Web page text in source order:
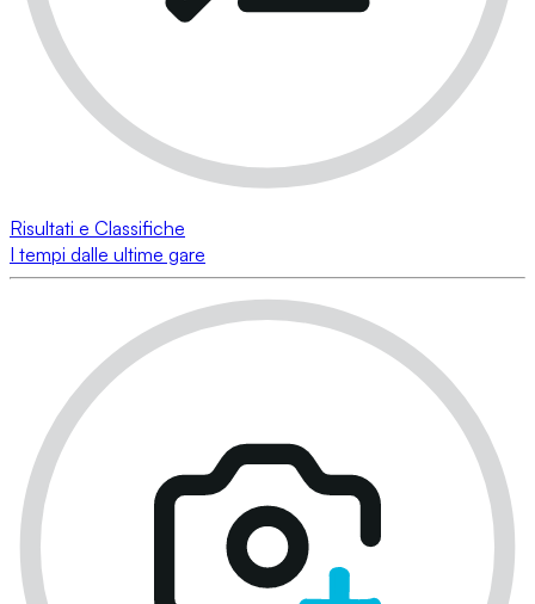
Risultati e Classifiche
I tempi dalle ultime gare